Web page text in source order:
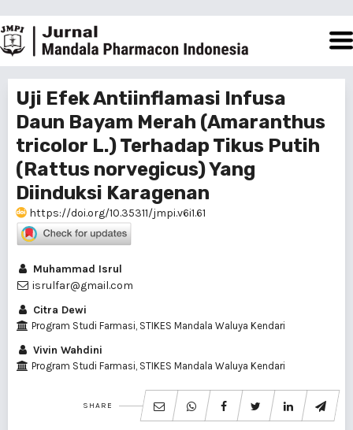
Uji Efek Antiinflamasi Infusa
Daun Bayam Merah (Amaranthus
tricolor L.) Terhadap Tikus Putih
(Rattus norvegicus) Yang
Diinduksi Karagenan
https://doi.org/10.35311/jmpi.v6i1.61
Muhammad Isrul
isrulfar@gmail.com
Citra Dewi
Program Studi Farmasi, STIKES Mandala Waluya Kendari
Vivin Wahdini
Program Studi Farmasi, STIKES Mandala Waluya Kendari
SHARE